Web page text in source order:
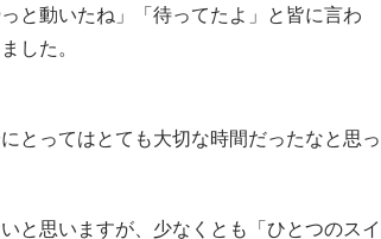
と動いたね」「待ってたよ」と皆に言わ
した。
とってはとても大切な時間だったなと思っ
と思いますが、少なくとも「ひとつのスイ